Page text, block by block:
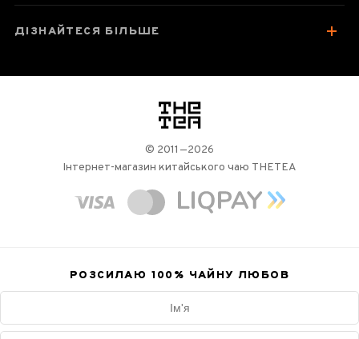
ДІЗНАЙТЕСЯ БІЛЬШЕ
логотип
© 2011—2026
Інтернет-магазин китайського чаю THETEA
РОЗСИЛАЮ 100% ЧАЙНУ ЛЮБОВ